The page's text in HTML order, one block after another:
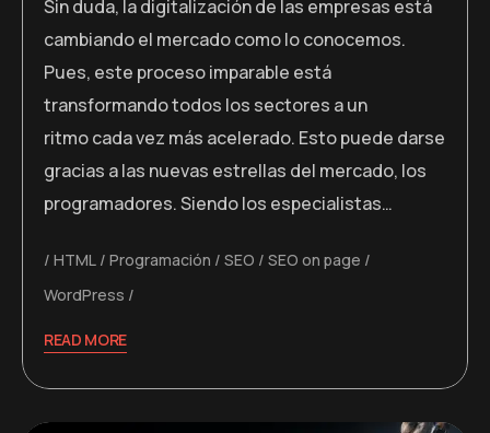
Sin duda, la digitalización de las empresas está
cambiando el mercado como lo conocemos.
Pues, este proceso imparable está
transformando todos los sectores a un
ritmo cada vez más acelerado. Esto puede darse
gracias a las nuevas estrellas del mercado, los
programadores. Siendo los especialistas…
HTML Programación SEO
SEO on page
WordPress
READ MORE